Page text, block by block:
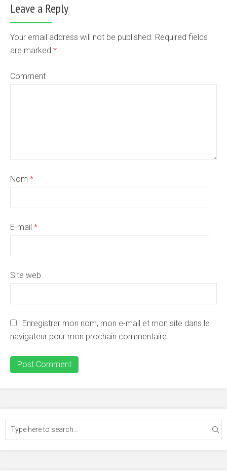
Leave a Reply
Your email address will not be published. Required fields
are marked *
Comment
Nom *
E-mail *
Site web
Enregistrer mon nom, mon e-mail et mon site dans le
navigateur pour mon prochain commentaire.